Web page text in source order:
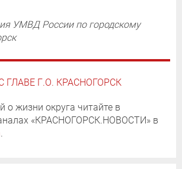
УМВД России по городскому
ГЛАВЕ Г.О. КРАСНОГОРСК
о жизни округа читайте в
«КРАСНОГОРСК.НОВОСТИ» в
.